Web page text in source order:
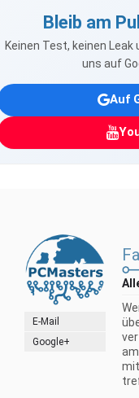
Bleib am
Keinen Test, keinen
uns auf
Auf
E-Mail
Google+